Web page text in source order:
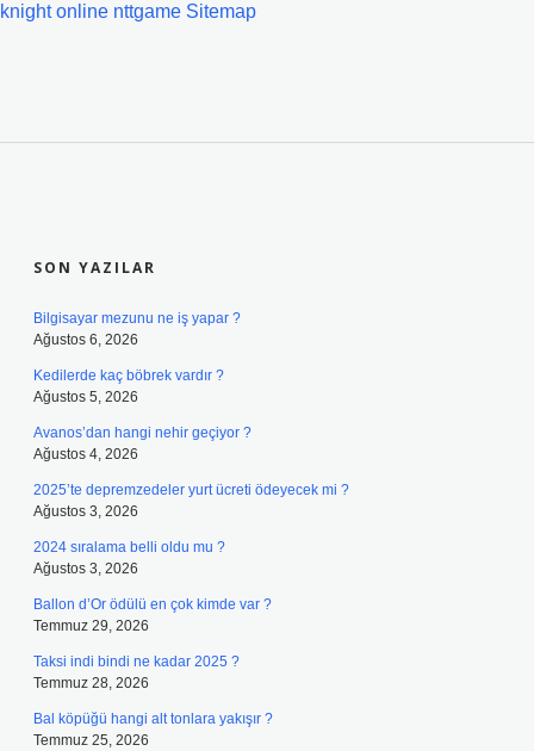
knight online nttgame Sitemap
SON YAZILAR
Bilgisayar mezunu ne iş yapar ?
Ağustos 6, 2026
Kedilerde kaç böbrek vardır ?
Ağustos 5, 2026
Avanos’dan hangi nehir geçiyor ?
Ağustos 4, 2026
2025’te depremzedeler yurt ücreti ödeyecek mi ?
Ağustos 3, 2026
2024 sıralama belli oldu mu ?
Ağustos 3, 2026
Ballon d’Or ödülü en çok kimde var ?
Temmuz 29, 2026
Taksi indi bindi ne kadar 2025 ?
Temmuz 28, 2026
Bal köpüğü hangi alt tonlara yakışır ?
Temmuz 25, 2026